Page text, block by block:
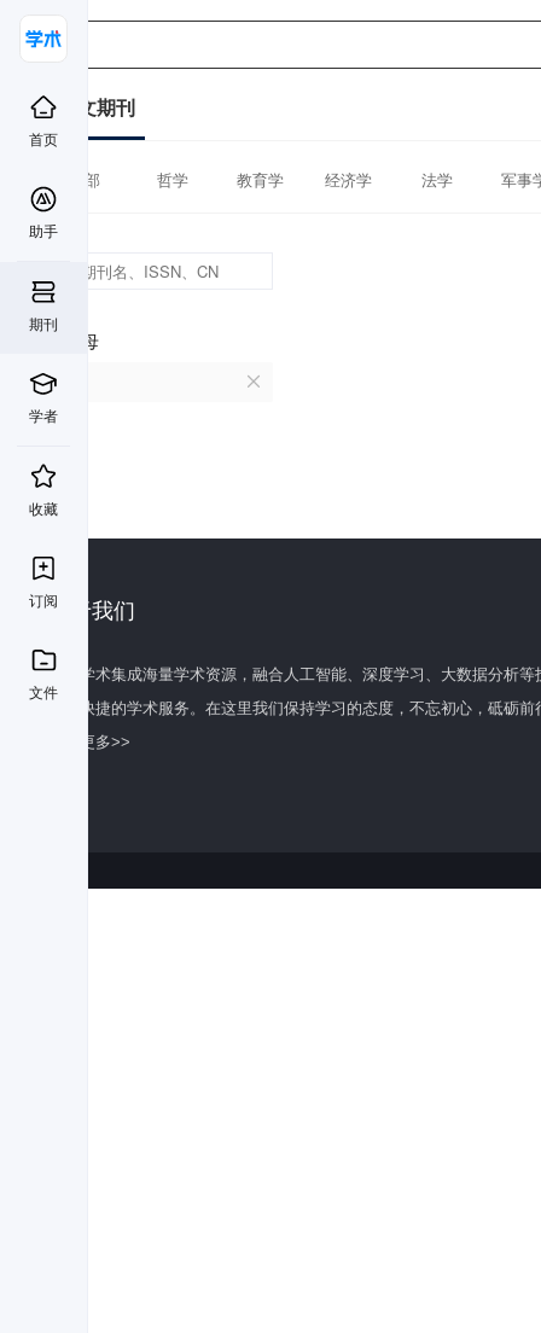
首页
助手
期刊
学者
收藏
订阅
文件
中文期刊
全部 哲学 教育学 经济学 法学 军事
首字母
O
关于我们
百度学术集成海量学术资源，融合人工智能、深度学习、大数据分析
全面快捷的学术服务。在这里我们保持学习的态度，不忘初心，砥砺前
了解更多>>